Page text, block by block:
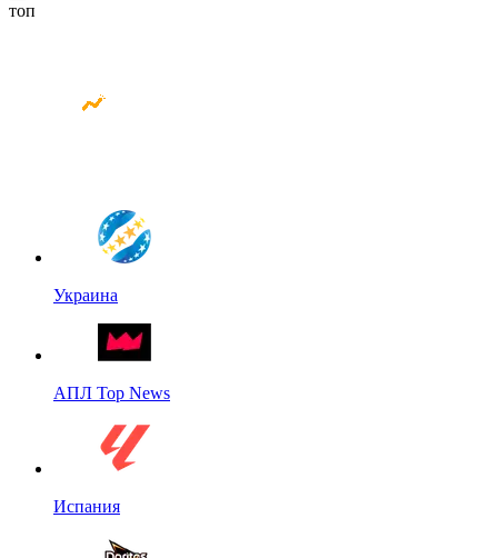
топ
Украина
АПЛ Top News
Испания